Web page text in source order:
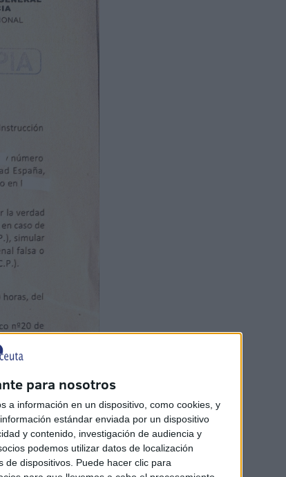
para nosotros
a información en un dispositivo, como cookies, y
estándar enviada por un dispositivo
y contenido, investigación de audiencia y
podemos utilizar datos de localización
de dispositivos. Puede hacer clic para